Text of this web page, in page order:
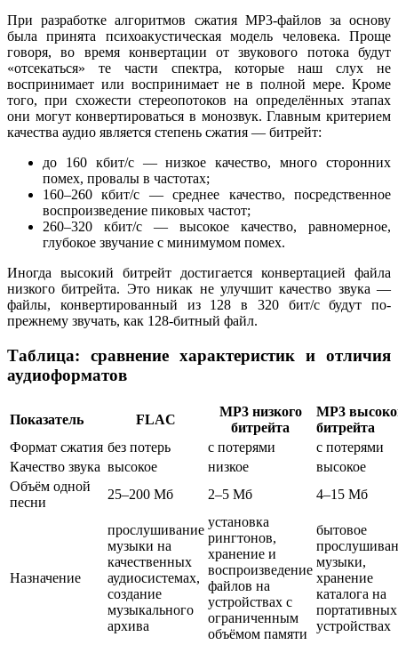
При разработке алгоритмов сжатия MP3-файлов за основу
была принята психоакустическая модель человека. Проще
говоря, во время конвертации от звукового потока будут
«отсекаться» те части спектра, которые наш слух не
воспринимает или воспринимает не в полной мере. Кроме
того, при схожести стереопотоков на определённых этапах
они могут конвертироваться в монозвук. Главным критерием
качества аудио является степень сжатия — битрейт:
до 160 кбит/с — низкое качество, много сторонних
помех, провалы в частотах;
160–260 кбит/с — среднее качество, посредственное
воспроизведение пиковых частот;
260–320 кбит/с — высокое качество, равномерное,
глубокое звучание с минимумом помех.
Иногда высокий битрейт достигается конвертацией файла
низкого битрейта. Это никак не улучшит качество звука —
файлы, конвертированный из 128 в 320 бит/с будут по-
прежнему звучать, как 128-битный файл.
Таблица: сравнение характеристик и отличия
аудиоформатов
Показатель FLAC
MP3 низкого
битрейта
MP3
битрейта
Формат сжатия без потерь с потерями
с потерями
Качество звука высокое низкое
высокое
Объём одной
песни
25–200 Мб 2–5 Мб 4–15 Мб
Назначение
прослушивание
музыки на
качественных
аудиосистемах,
создание
музыкального
архива
установка
рингтонов,
хранение и
воспроизведение
файлов на
устройствах с
ограниченным
объёмом памяти
бытовое
музыки,
хранение
каталога на
портативных
устройствах